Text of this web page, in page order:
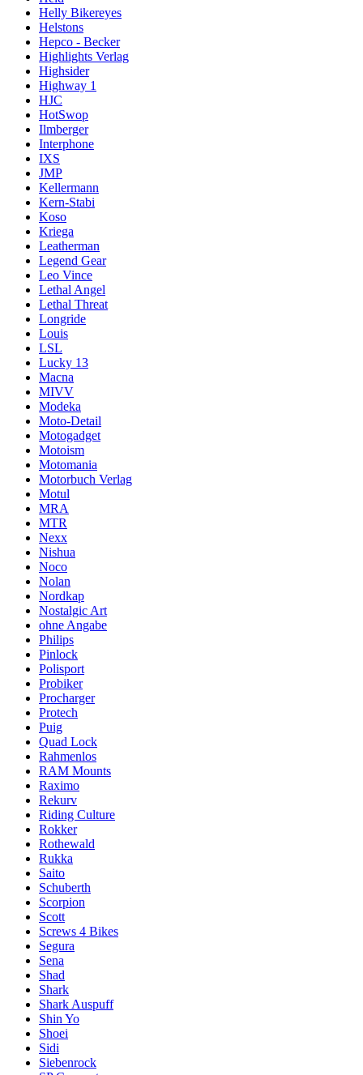
Helly Bikereyes
Helstons
Hepco - Becker
Highlights Verlag
Highsider
Highway 1
HJC
HotSwop
Ilmberger
Interphone
IXS
JMP
Kellermann
Kern-Stabi
Koso
Kriega
Leatherman
Legend Gear
Leo Vince
Lethal Angel
Lethal Threat
Longride
Louis
LSL
Lucky 13
Macna
MIVV
Modeka
Moto-Detail
Motogadget
Motoism
Motomania
Motorbuch Verlag
Motul
MRA
MTR
Nexx
Nishua
Noco
Nolan
Nordkap
Nostalgic Art
ohne Angabe
Philips
Pinlock
Polisport
Probiker
Procharger
Protech
Puig
Quad Lock
Rahmenlos
RAM Mounts
Raximo
Rekurv
Riding Culture
Rokker
Rothewald
Rukka
Saito
Schuberth
Scorpion
Scott
Screws 4 Bikes
Segura
Sena
Shad
Shark
Shark Auspuff
Shin Yo
Shoei
Sidi
Siebenrock